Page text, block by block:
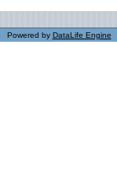
Powered by DataLife Engine